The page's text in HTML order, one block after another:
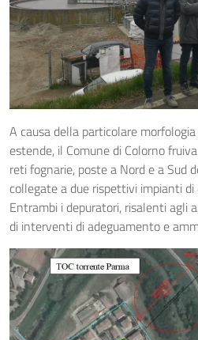
A causa della particolare
estende, il Comune di Colorno
reti fognarie, poste a Nord e a Sud
collegate a due rispettivi impianti
Entrambi i depuratori, risalenti agli
di interventi di adeguamento e